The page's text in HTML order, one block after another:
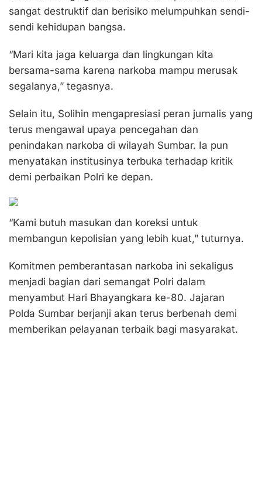
sangat destruktif dan berisiko melumpuhkan sendi-
sendi kehidupan bangsa.
“Mari kita jaga keluarga dan lingkungan kita
bersama-sama karena narkoba mampu merusak
segalanya,” tegasnya.
Selain itu, Solihin mengapresiasi peran jurnalis yang
terus mengawal upaya pencegahan dan
penindakan narkoba di wilayah Sumbar. Ia pun
menyatakan institusinya terbuka terhadap kritik
demi perbaikan Polri ke depan.
“Kami butuh masukan dan koreksi untuk
membangun kepolisian yang lebih kuat,” tuturnya.
Komitmen pemberantasan narkoba ini sekaligus
menjadi bagian dari semangat Polri dalam
menyambut Hari Bhayangkara ke-80. Jajaran
Polda Sumbar berjanji akan terus berbenah demi
memberikan pelayanan terbaik bagi masyarakat.